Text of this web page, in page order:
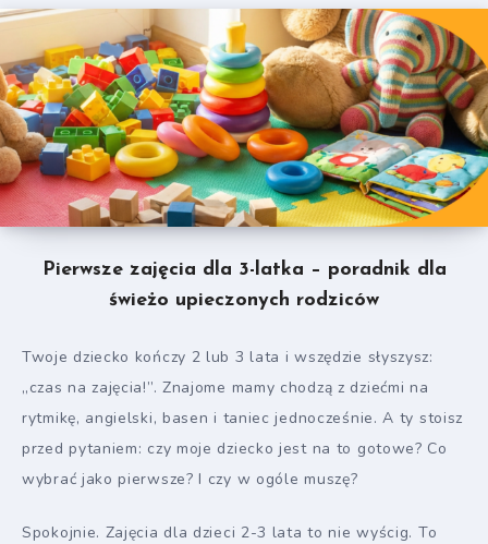
Pierwsze zajęcia dla 3-latka – poradnik dla
świeżo upieczonych rodziców
Twoje dziecko kończy 2 lub 3 lata i wszędzie słyszysz:
„czas na zajęcia!”. Znajome mamy chodzą z dziećmi na
rytmikę, angielski, basen i taniec jednocześnie. A ty stoisz
przed pytaniem: czy moje dziecko jest na to gotowe? Co
wybrać jako pierwsze? I czy w ogóle muszę?
Spokojnie. Zajęcia dla dzieci 2-3 lata to nie wyścig. To